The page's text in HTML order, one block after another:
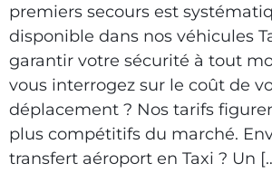
premiers secours est
disponible dans nos véhicules
garantir votre sécurité à tout
vous interrogez sur le coût de
déplacement ? Nos tarifs
plus compétitifs du marché.
transfert aéroport en Taxi ? Un